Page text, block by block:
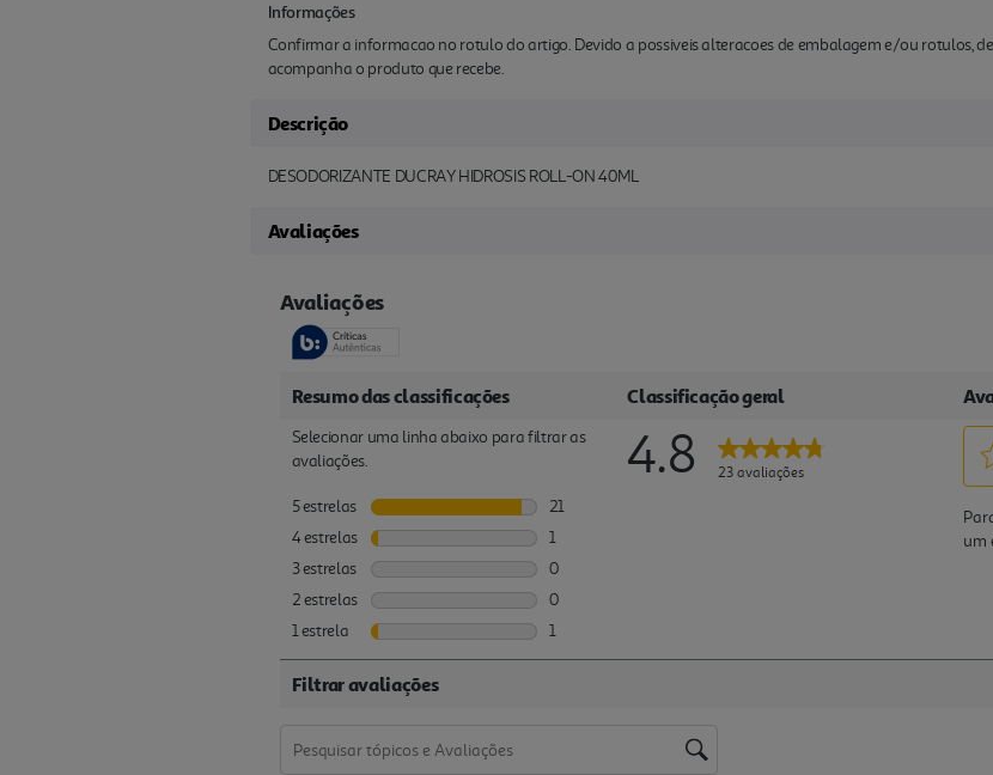
Informações
Confirmar a informacao no rotulo do artigo. Devido a possiveis alteracoes de embalagem e/ou rotulos,
acompanha o produto que recebe.
Descrição
DESODORIZANTE DUCRAY HIDROSIS ROLL-ON 40ML
Avaliações